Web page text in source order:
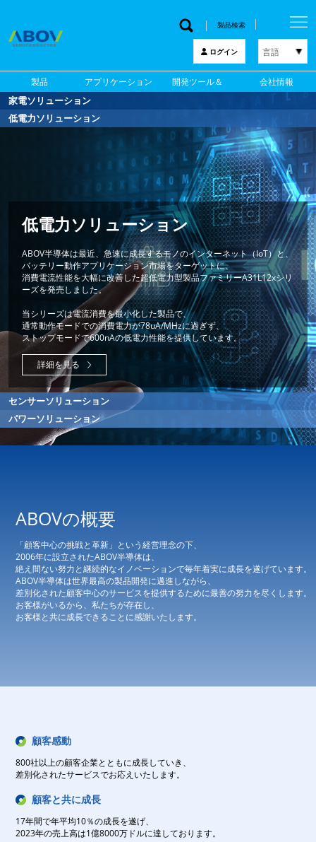
製品検索
ログイン 言語
한국어
English
中文
日本語
製品 アプリケーション
開発ツール＆
会社情報
家電ソリューション
家電ソリューション
ABOV半導体は、メインストリームとディスプレイ、
モータコントロール、タッチ などのソリューションを、白物家電、
キッチン家電、
生活スマート家電アプリケーションなどに提供しています。
また、
エネルギー効率の高いデザインでスマート家電製品向けに最適化された
MCUを設計、多様なポートフォリオをお客様に提供しております。
詳細を見る
低電力ソリューション
低電力ソリューション
ABOV半導体は最近、急速に成長するモノのインターネット（IoT）と、
バッテリー動作アプリケーション市場をターゲットに、
消費電流性能を大幅に改善した超低電力型製品ファミリーA31L12xシリ
ーズを発売しました。
当シリーズは電流消費を最小化した製品で、
通常動作モードでの消費電力が78uA/MHzに過ぎず、
ストップモードで600nAの低電力性能を提供しています。
詳細を見る
センサーソリューション
センサーソリューション
フロントエンドと組み合わせたセンサーソリューションを提供しています。
静電容量の変化を認識する高性能アナログ回路と低電力MCUを統合した
タッチソリューションは、タッチキー、スライド、
着用感知に最適化された製品です。
また、光学センサーソリューションは、
正確な色の測定と判別可能な技術を適用することで、
パワーソリューション
パワーソリューション
ABOV半導体のパワーソリューションは、UFC（汎用急速充電器）
MCUと無線充電器 MCUを提供しています。
USB PD3.0とレガシー高速充電をサポートするMCUとして、
お客様のニーズに合わせた高速充電インターフェースを実装できます。
ABOVの概要
「顧客中心の挑戦と革新」という経営理念の下、
2006年に設立されたABOV半導体は、
絶え間ない努力と継続的なイノベーションで毎年着実に成長を遂げています。
ABOV半導体は世界最高の製品開発に邁進しながら、
差別化された顧客中心のサービスを提供するために最善の努力を尽くします。
お客様がいるから、私たちが存在し、
お客様と共に成長できることに感謝いたします。
顧客感動
800社以上の顧客企業とともに成長していき、
差別化されたサービスでお応えいたします。
顧客と共に成長
17年間で年平均10％の成長を遂げ、
2023年の売上高は1億8000万ドルに達しております。